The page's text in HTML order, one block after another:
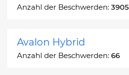
Anzahl der Beschwerden: 3905
Avalon Hybrid
Anzahl der Beschwerden: 66